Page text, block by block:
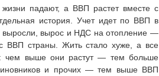
жизни падают, а ВВП растет вместе с
история. Учет идет по ВВП в
выросли, вырос и НДС на отопление —
ВВП страны. Жить стало хуже, а все
чем выше они растут — тем больше
и прочих — тем выше ВВП